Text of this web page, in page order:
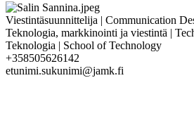
Viestintäsuunnittelija | Communication
Teknologia, markkinointi ja viestintä |
Teknologia | School of Technology
+358505626142
etunimi.sukunimi@jamk.fi